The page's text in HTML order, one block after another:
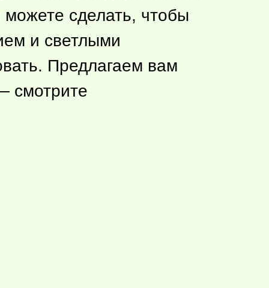
можете сделать, чтобы
и светлыми
Предлагаем вам
смотрите